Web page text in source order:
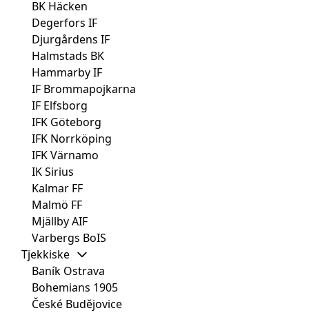
BK Häcken
Degerfors IF
Djurgårdens IF
Halmstads BK
Hammarby IF
IF Brommapojkarna
IF Elfsborg
IFK Göteborg
IFK Norrköping
IFK Värnamo
IK Sirius
Kalmar FF
Malmö FF
Mjällby AIF
Varbergs BoIS
Tjekkiske
Baník Ostrava
Bohemians 1905
České Budějovice